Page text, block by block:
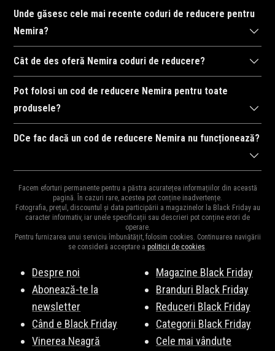
Pentru a folosi un cod de reducere la Nemira, adăugați
produsele dorite în coș, apoi introduceți codul în câmpul de
automat la suma totală, dacă codul este valabil.
Unde găsesc cele mai recente coduri de reducere pentru
Nemira?
Cele mai recente coduri de reducere pentru Nemira sunt
Verifică în mod regulat pentru a beneficia de cele mai bune
oferte disponibile.
Cât de des oferă Nemira coduri de reducere?
Nemira oferă frecvent coduri de reducere, în special în
perioadele de sărbători, campanii speciale, sau în timpul
pagină pentru a nu rata nicio ofertă.
Pot folosi un cod de reducere Nemira pentru toate
produsele?
Unele coduri de reducere de la Nemira sunt valabile pentru
pentru a vă asigura că poate fi utilizat pentru produsele dorite.
DCe fac dacă un cod de reducere Nemira nu funcționează?
verificați dacă acesta este încă activ, dacă îndepliniți condițiile
de utilizare și dacă a fost introdus corect. Uneori, codurile
expiră sau sunt valabile doar pentru anumite produse sau
perioade de timp.
Facem eforturi permanente pentru a păstra acuratețea informațiilor din această
pagină. În cazuri rare, acestea pot conține inadvertențe.
Fotografia, prețul, discountul și data participării a magazinelor la Black Friday au
caracter informativ, iar unele specificații sau descrieri pot conține erori de
operare.
Pentru furnizarea unui serviciu îmbunătățit, folosim cookies. Continuarea navigării
se consideră acceptare a politicii de cookies.
Despre noi
Abonează-te la
newsletter
Când e Black Friday
Vinerea Neagră
Magazine Black Friday
Branduri Black Friday
Reduceri Black Friday
Categorii Black Friday
Cele mai vândute